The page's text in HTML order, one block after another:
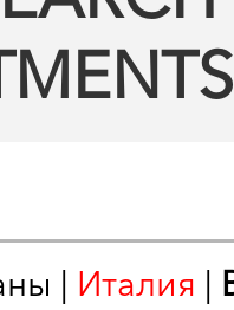
| Италия |